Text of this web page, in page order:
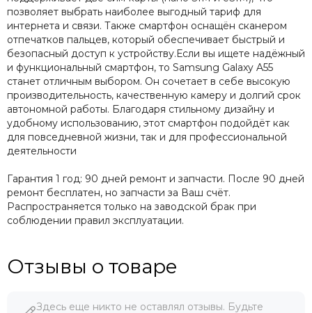
позволяет выбрать наиболее выгодный тариф для
интернета и связи. Также смартфон оснащён сканером
отпечатков пальцев, который обеспечивает быстрый и
безопасный доступ к устройству.Если вы ищете надёжный
и функциональный смартфон, то Samsung Galaxy A55
станет отличным выбором. Он сочетает в себе высокую
производительность, качественную камеру и долгий срок
автономной работы. Благодаря стильному дизайну и
удобному использованию, этот смартфон подойдёт как
для повседневной жизни, так и для профессиональной
деятельности
Гарантия 1 год: 90 дней ремонт и запчасти. После 90 дней
ремонт бесплатен, но запчасти за Ваш счёт.
Распространяется только на заводской брак при
соблюдении правил эксплуатации.
Отзывы о товаре
Здесь еще никто не оставлял отзывы. Будьте